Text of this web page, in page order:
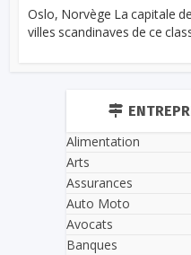
Oslo, Norvège La capitale
villes scandinaves de ce
Alimentation
Arts
Assurances
Auto Moto
Avocats
Banques